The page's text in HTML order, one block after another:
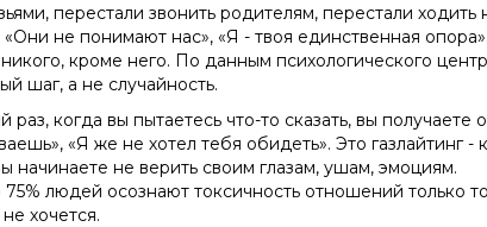
перестали звонить родителям, перестали ходить
не понимают нас», «Я - твоя единственная
кроме него. По данным психологического
шаг, а не случайность.
раз, когда вы пытаетесь что-то сказать, вы получаете
«Я же не хотел тебя обидеть». Это газлайтинг -
начинаете не верить своим глазам, ушам, эмоциям.
людей осознают токсичность отношений только
хочется.